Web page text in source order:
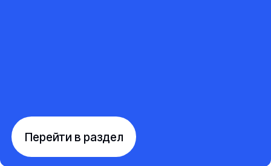
Перейти в раздел